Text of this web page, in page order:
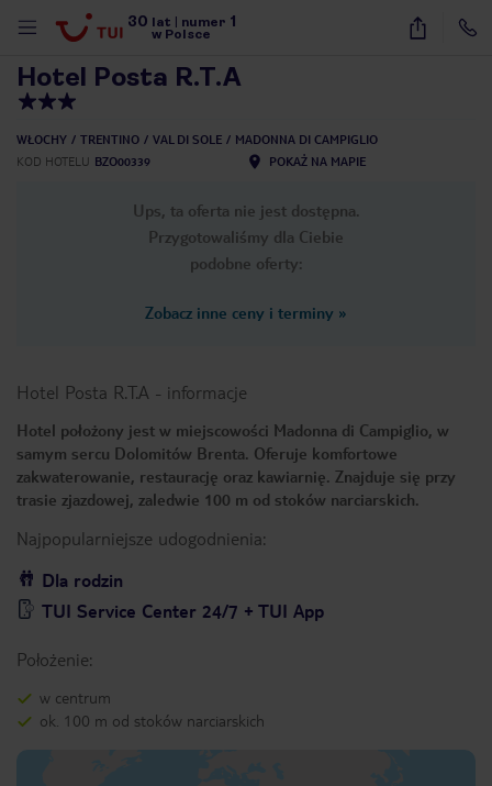
30 lat numer 1
w Polsce
10
Hotel Posta R.T.A
WŁOCHY TRENTINO VAL DI SOLE
MADONNA DI CAMPIGLIO
KOD HOTELU BZO00339 POKAŻ NA MAPIE
Ups, ta oferta nie jest dostępna.
Przygotowaliśmy dla Ciebie
podobne oferty:
Zobacz inne ceny i terminy »
Hotel Posta R.T.A - informacje
Hotel położony jest w miejscowości Madonna di Campiglio, w
samym sercu Dolomitów Brenta. Oferuje komfortowe
zakwaterowanie, restaurację oraz kawiarnię. Znajduje się przy
trasie zjazdowej, zaledwie 100 m od stoków narciarskich.
Najpopularniejsze udogodnienia:
Dla rodzin
TUI Service Center 24/7 + TUI App
Położenie:
w centrum
ok. 100 m od stoków narciarskich